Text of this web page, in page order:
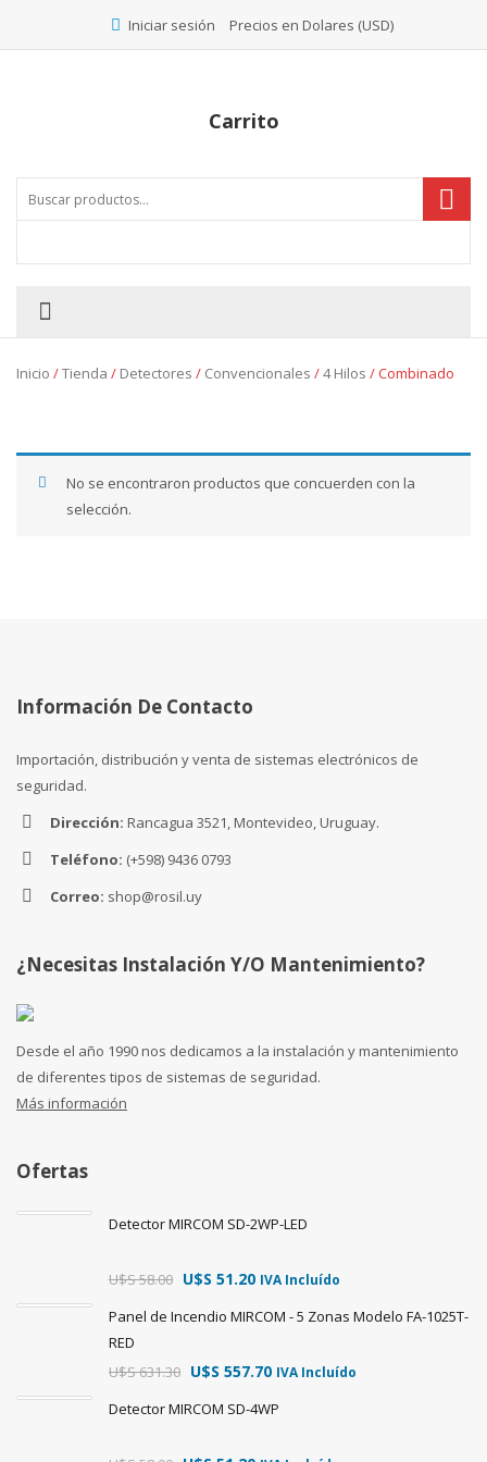
Iniciar sesión Precios en Dolares (USD)
Carrito
Inicio /Tienda / Detectores / Convencionales /4 Hilos / Combinado
No se encontraron productos que concuerden con la
selección.
Información De Contacto
Importación, distribución y venta de sistemas electrónicos de
seguridad.
Dirección: Rancagua 3521, Montevideo, Uruguay.
Teléfono: (+598) 9436 0793
Correo: shop@rosil.uy
¿Necesitas Instalación Y/o Mantenimiento?
Desde el año 1990 nos dedicamos a la instalación y mantenimiento
de diferentes tipos de sistemas de seguridad.
Más información
Ofertas
Detector MIRCOM SD-2WP-LED
U$S58.00 U$S 51.20 IVA Incluído
Panel de Incendio MIRCOM - 5 Zonas Modelo FA-1025T-
RED
U$S631.30 U$S 557.70 IVA Incluído
Detector MIRCOM SD-4WP